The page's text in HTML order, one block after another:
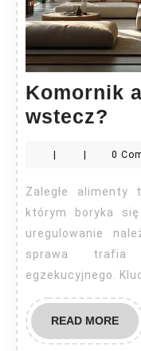
Komornik
wstecz?
ile
0
Zaległe alimenty to niestety częsty problem, z
którym boryka
uregulowanie
sprawa trafia
egzekucyjnego.
READ MORE